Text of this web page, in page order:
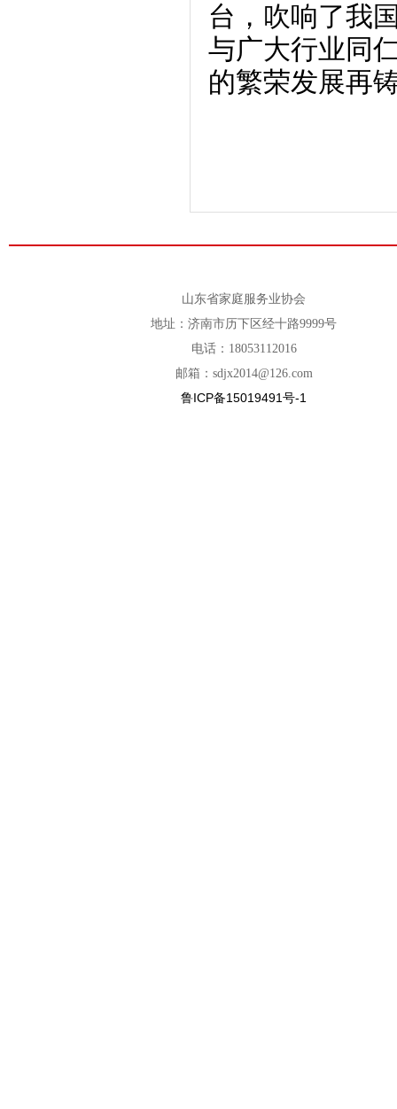
台，吹响了我
与广大行业同
的繁荣发展再
山东省家庭服务业协会
地址：济南市历下区经十路9999号
电话：18053112016
邮箱：sdjx2014@126.com
鲁ICP备15019491号-1